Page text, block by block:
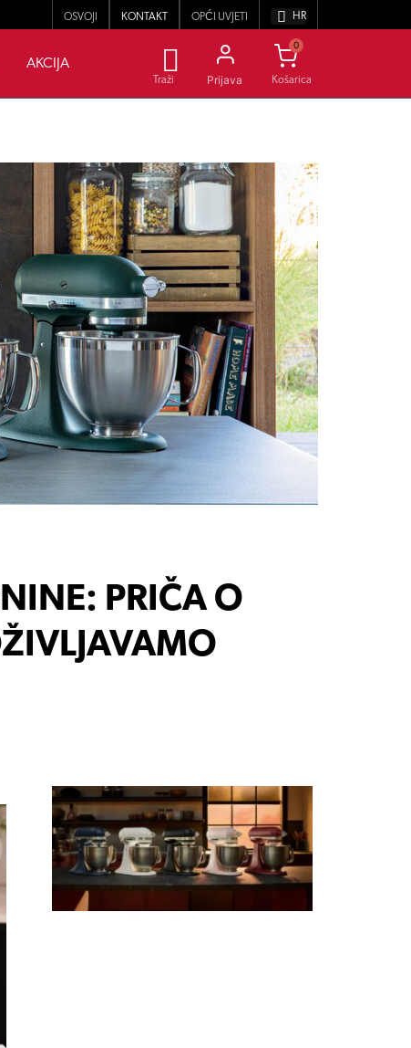
OSVOJI KONTAKT OPĆI UVJETI HR
AKCIJA
Traži Prijava
0
PRIČA O